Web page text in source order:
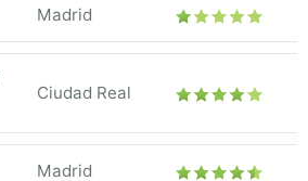
Madrid
Ciudad Real
Madrid